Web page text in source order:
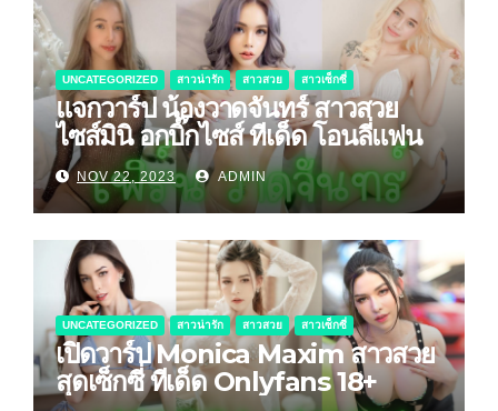
UNCATEGORIZED สาวน่ารัก สาวสวย สาวเซ็กซี่
แจกวาร์ป น้องวาดจันทร์ สาวสวย
ไซส์มินิ อกบิ๊กไซส์ ทีเด็ด โอนลี่แฟน
NOV 22, 2023 ADMIN
UNCATEGORIZED สาวน่ารัก สาวสวย สาวเซ็กซี่
เปิดวาร์ป Monica Maxim สาวสวย
สุดเซ็กซี่ ทีเด็ด Onlyfans 18+